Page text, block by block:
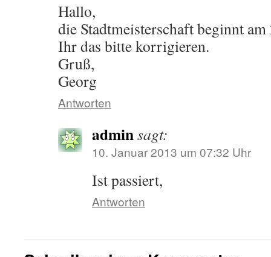
Hallo,
die Stadtmeisterschaft beginnt
Ihr das bitte korrigieren.
Gruß,
Georg
Antworten
adminsagt:
10. Januar 2013 um 07:32 Uhr
Ist passiert,
Antworten